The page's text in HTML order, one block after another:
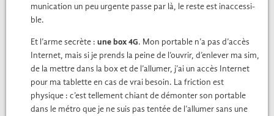
mu­ni­ca­tion un peu urgente passe par là, le reste est inac­ces­si­
ble.
Et l’arme secrète : une box 4G. Mon portable n’a pas d’accès
Inter­net, mais si je prends la peine de l’ouvrir, d’enlever ma sim,
de la met­tre dans la box et de l’allumer, j’ai un accès Inter­net
pour ma tablette en cas de vrai besoin. La fric­tion est
physique : c’est telle­ment chi­ant de démon­ter son portable
dans le métro que je ne suis pas ten­tée de l’allumer sans une